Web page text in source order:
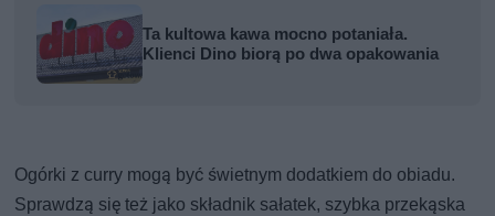
Ta kultowa kawa mocno potaniała.
Klienci Dino biorą po dwa opakowania
Ogórki z curry mogą być świetnym dodatkiem do obiadu.
Sprawdzą się też jako składnik sałatek, szybka przekąska